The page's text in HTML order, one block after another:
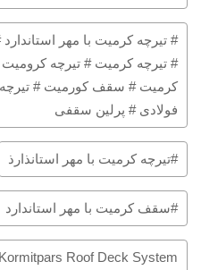
# تیرچه کرمیت با مهر
# تیرچه کرمیت # تیرچه
کرمیت # سقف کورمیت # تیرچه
فولادی # پرلین سقفی
#تیرچه کرمیت با مهر استانذارذ
#سقف کرمیت با مهر استاندارد
Roof Deck System